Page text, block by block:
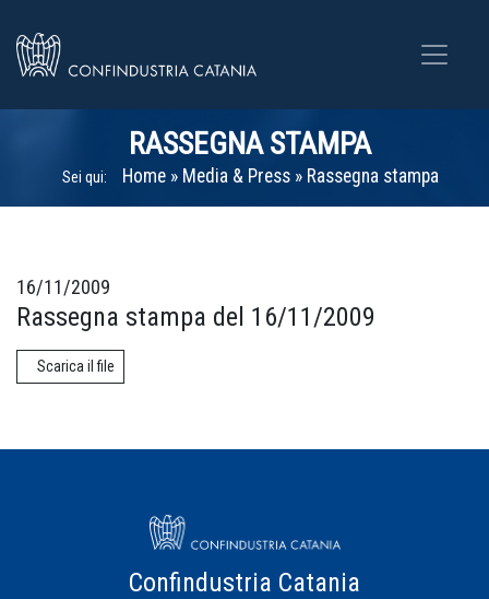
RASSEGNA STAMPA
Sei qui: Home» Media & Press» Rassegna stampa
16/11/2009
Rassegna stampa del 16/11/2009
Scarica il file
Confindustria Catania